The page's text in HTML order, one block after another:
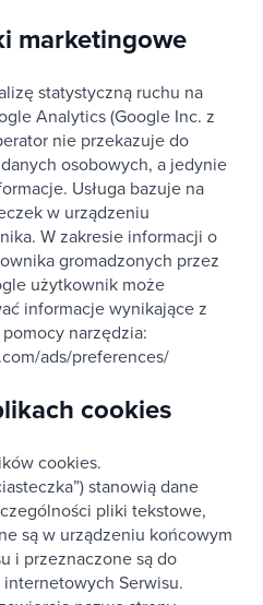
marketingowe
statystyczną ruchu na
Analytics (Google Inc. z
nie przekazuje do
osobowych, a jedynie
Usługa bazuje na
w urządzeniu
W zakresie informacji o
gromadzonych przez
użytkownik może
informacje wynikające z
narzędzia:
ads/preferences/
cookies
cookies.
stanowią dane
pliki tekstowe,
są w urządzeniu końcowym
i przeznaczone są do
Serwisu.